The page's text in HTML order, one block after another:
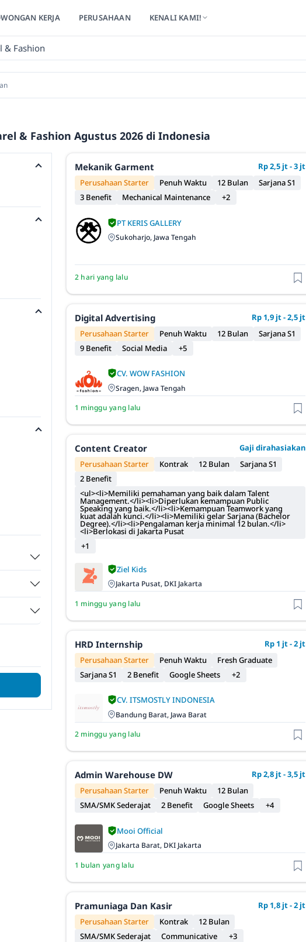
KERJA PERUSAHAAN KENALI KAMI!
& Fashion
& Fashion Agustus 2026 di Indonesia
Mekanik Garment
Rp 2,5 jt - 3 jt
Perusahaan Starter
Penuh Waktu 12 Bulan
Sarjana S1
3 Benefit
Mechanical Maintenance +2
PT KERIS GALLERY
Sukoharjo, Jawa Tengah
2 hari yang lalu
Digital Advertising
Rp 1,9 jt - 2,5 jt
Perusahaan Starter
Penuh Waktu 12 Bulan
Sarjana S1
9 Benefit
Social Media +5
CV. WOW FASHION
Sragen, Jawa Tengah
1 minggu yang lalu
Content Creator
Gaji dirahasiakan
Perusahaan Starter
Kontrak 12 Bulan
Sarjana S1
2 Benefit
<ul><li>Memiliki pemahaman yang baik dalam Talent
Management.</li><li>Diperlukan kemampuan Public
Speaking yang baik.</li><li>Kemampuan Teamwork yang
kuat adalah kunci.</li><li>Memiliki gelar Sarjana (Bachelor
Degree).</li><li>Pengalaman kerja minimal 12 bulan.</li>
<li>Berlokasi di Jakarta Pusat
+1
Ziel Kids
Jakarta Pusat, DKI Jakarta
1 minggu yang lalu
HRD Internship
Rp 1 jt - 2 jt
Perusahaan Starter
Penuh Waktu
Fresh Graduate
Sarjana S1
2 Benefit Google Sheets +2
CV. ITSMOSTLY INDONESIA
Bandung Barat, Jawa Barat
2 minggu yang lalu
Admin Warehouse DW
Rp 2,8 jt - 3,5 jt
Perusahaan Starter
Penuh Waktu
12 Bulan
SMA/SMK Sederajat
2 Benefit Google Sheets +4
Mooi Official
Jakarta Barat, DKI Jakarta
1 bulan yang lalu
Pramuniaga Dan Kasir
Rp 1,8 jt - 2 jt
Perusahaan Starter
Kontrak
12 Bulan
SMA/SMK Sederajat
Communicative +3